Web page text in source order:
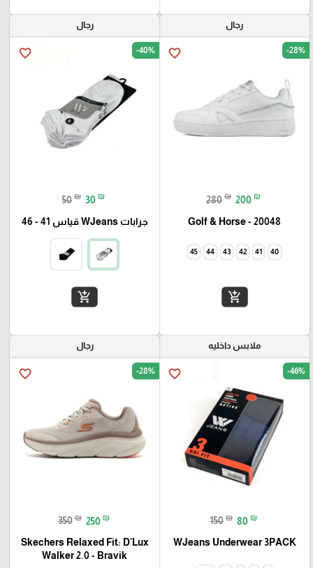
رجال
favorite_border -28%
280 ₪ 200 ₪
Golf & Horse - 20048
40
41
42
43
44
45
add_shopping_cart
رجال
favorite_border -40%
50 ₪ 30 ₪
جرابات WJeans قياس 41 - 46
add_shopping_cart
ملابس داخليه
favorite_border -46%
150 ₪ 80 ₪
WJeans Underwear 3PACK
رجال
favorite_border -28%
350 ₪ 250 ₪
Skechers Relaxed Fit: D'Lux
Walker 2.0 - Bravik